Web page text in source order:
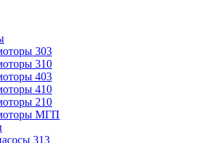
303
310
403
410
210
МГП
313